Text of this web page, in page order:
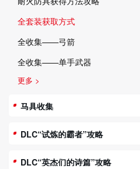
全套装获取方式
全收集——弓箭
全收集——单手武器
更多 >
马具收集
DLC“试炼的霸者”攻略
DLC“英杰们的诗篇”攻略